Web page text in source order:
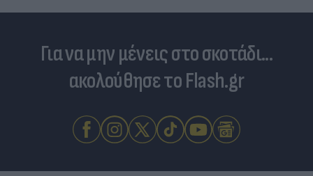
Για να μην μένεις στο σκοτάδι...
ακολούθησε το Flash.gr